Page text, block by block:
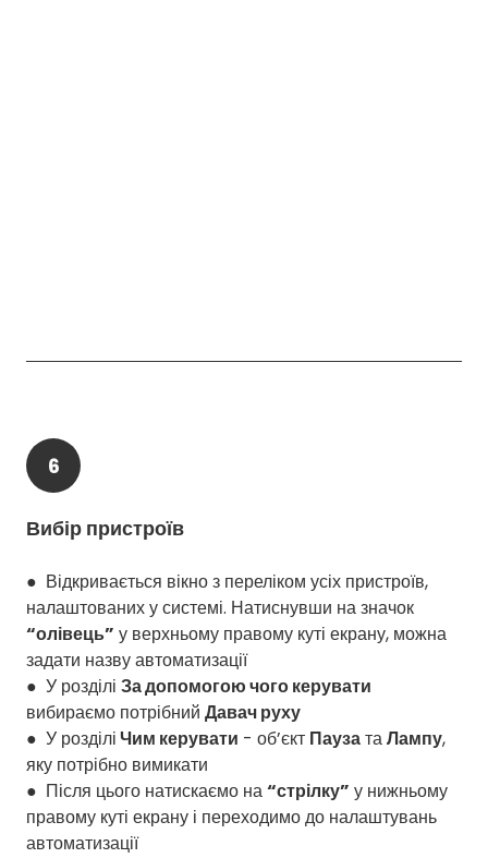
6
Вибір пристроїв
● Відкривається вікно з переліком усіх пристроїв,
налаштованих у системі. Натиснувши на значок
“олівець” у верхньому правому куті екрану, можна
задати назву автоматизації
● У розділі За допомогою чого керувати
вибираємо потрібний Давач руху
● У розділіЧим керувати - об’єкт ПаузатаЛампу,
яку потрібно вимикати
● Після цього натискаємо на“стрілку” у нижньому
правому куті екрану і переходимо до налаштувань
автоматизації